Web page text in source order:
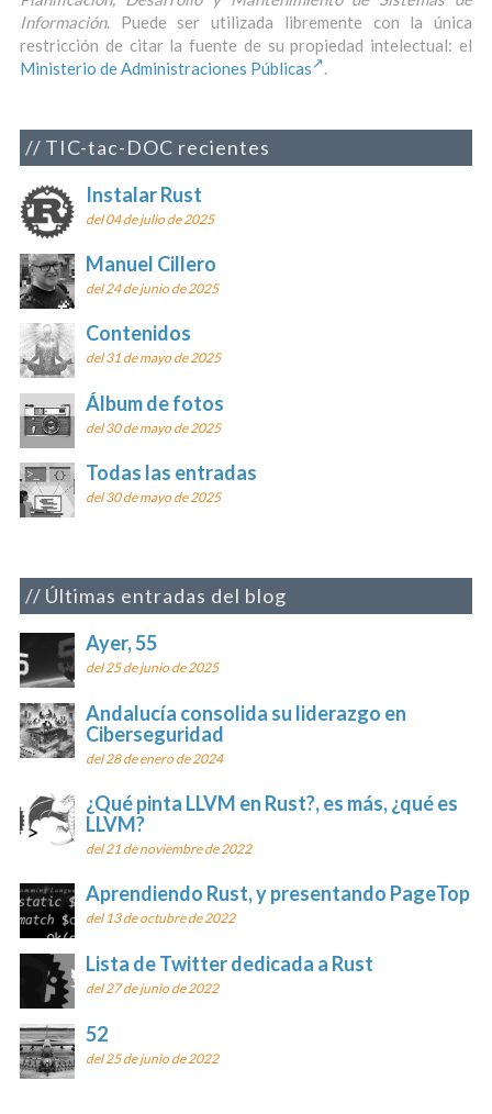
Información. Puede ser utilizada libremente con la única
restricción de citar la fuente de su propiedad intelectual: el
Ministerio de Administraciones Públicas
.
TIC-tac-DOC recientes
Instalar Rust
del 04 de julio de 2025
Manuel Cillero
del 24 de junio de 2025
Contenidos
del 31 de mayo de 2025
Álbum de fotos
del 30 de mayo de 2025
Todas las entradas
del 30 de mayo de 2025
Últimas entradas del blog
Ayer, 55
del 25 de junio de 2025
Andalucía consolida su liderazgo en
Ciberseguridad
del 28 de enero de 2024
¿Qué pinta LLVM en Rust?, es más, ¿qué es
LLVM?
del 21 de noviembre de 2022
Aprendiendo Rust, y presentando PageTop
del 13 de octubre de 2022
Lista de Twitter dedicada a Rust
del 27 de junio de 2022
52
del 25 de junio de 2022